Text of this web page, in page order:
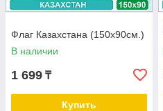
Флаг Казахстана (150х90см.)
В наличии
1 699 ₸
Купить